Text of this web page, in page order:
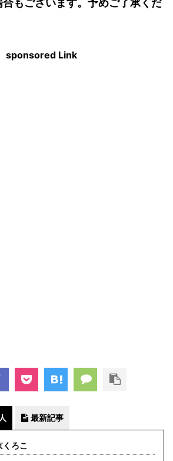
もございます。予めご了承くだ
sponsored Link
最新記事
くろこ